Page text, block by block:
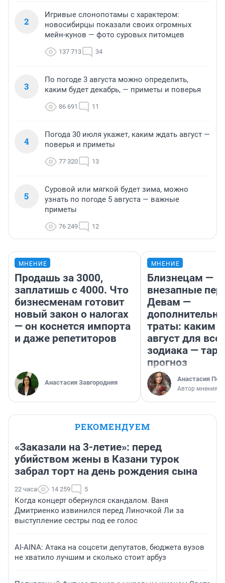
2
Игривые слонопотамы с характером:
новосибирцы показали своих огромных
мейн-кунов — фото суровых питомцев
137 713 34
3
По погоде 3 августа можно определить,
каким будет декабрь, — приметы и поверья
86 691 11
4
Погода 30 июля укажет, каким ждать август —
поверья и приметы
77 320 13
5
Суровой или мягкой будет зима, можно
узнать по погоде 5 августа — важные
приметы
76 249 12
МНЕНИЕ
Продашь за 3000,
заплатишь с 4000. Что
бизнесменам готовит
новый закон о налогах
— он коснется импорта
и даже репетиторов
Анастасия Завгородняя
МНЕНИЕ
Близнецам —
внезапные
Девам —
траты: каким
август для
зодиака —
прогноз
Анастасия
Автор мнения
РЕКОМЕНДУЕМ
«Заказали на 3-летие»: перед
убийством жены в Казани турок
забрал торт на день рождения сына
22 часа 14 259 5
Когда концерт обернулся скандалом. Ваня
Дмитриенко извинился перед Линочкой Ли за
выступление сестры под ее голос
AI-AINA: Атака на соцсети депутатов, бюджета вузов
не хватило лучшим и сколько стоит арбуз